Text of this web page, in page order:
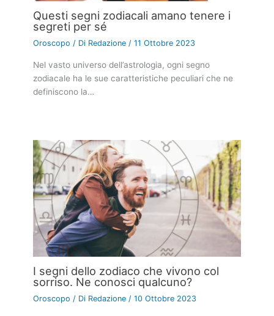
Questi segni zodiacali amano tenere i
segreti per sé
Oroscopo / Di Redazione /11 Ottobre 2023
Nel vasto universo dell’astrologia, ogni segno
zodiacale ha le sue caratteristiche peculiari che ne
definiscono la…
I segni dello zodiaco che vivono col
sorriso. Ne conosci qualcuno?
Oroscopo / Di Redazione/10 Ottobre 2023